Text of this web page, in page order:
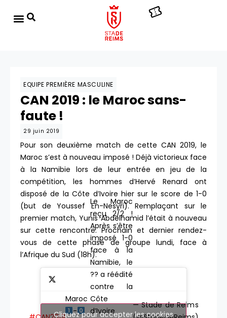
EQUIPE PREMIÈRE MASCULINE
CAN 2019 : le Maroc sans-
faute !
29 juin 2019
Pour son deuxième match de cette CAN 2019, le
Maroc s’est à nouveau imposé ! Déjà victorieux face
à la Namibie lors de leur entrée en jeu de la
compétition, les hommes d’Hervé Renard ont
disposé de la Côte d’Ivoire hier sur le score de 1-0
(but de Youssef En-Nesyri). Remplaçant sur le
premier match, Yunis Abdelhamid l’était à nouveau
sur cette rencontre. Prochain et dernier rendez-
vous de cette phase de groupe lundi, face à
l’Afrique du Sud (18h).
Maroc
-
Le Maroc
reçu 2/2 !
Après s’être
imposé 1-0
face à la
Namibie, le
?? a réédité
contre la
Côte
d’Ivoire.
— Stade de Reims
Cliquez pour accepter les cookies